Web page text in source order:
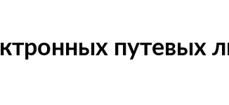
путевых